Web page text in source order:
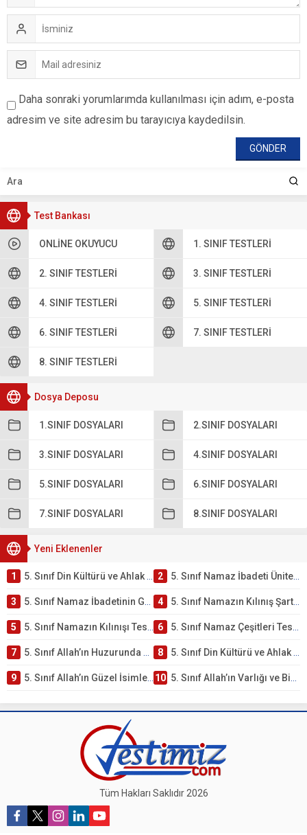
Test Bankası
ONLINE OKUYUCU 1. SINIF TESTLERI
2. SINIF TESTLERI 3. SINIF TESTLERI
4. SINIF TESTLERI 5. SINIF TESTLERI
6. SINIF TESTLERI 7. SINIF TESTLERI
8. SINIF TESTLERI
Dosya Deposu
1.SINIF DOSYALARI 2.SINIF DOSYALARI
3.SINIF DOSYALARI 4.SINIF DOSYALARI
5.SINIF DOSYALARI 6.SINIF DOSYALARI
7.SINIF DOSYALARI 8.SINIF DOSYALARI
Yeni Eklenenler
1 5. Sınıf Din Kültürü ve Ahlak Bilgisi 2. Ünite: Namaz İbadeti Çalışmaları 2 5. Sınıf Namaz İbadeti Ünite Testi – Online Çöz
3 5. Sınıf Namaz İbadetinin Getirdiği Faydalar Testi 4 5. Sınıf Namazın Kılınış Şartları Testi
5 5. Sınıf Namazın Kılınışı Testi – Online Çöz 6 5. Sınıf Namaz Çeşitleri Testi – Online Çöz
7 5. Sınıf Allah’ın Huzurunda Olmak – Namaz İbadeti Testi 8 5. Sınıf Din Kültürü ve Ahlak Bilgisi 1. Ünite: Allah İnancı Çalışmaları
9 5. Sınıf Allah’ın Güzel İsimleri Testi – Online Çöz 10 5. Sınıf Allah’ın Varlığı ve Birliği Testi – Online Çöz
Daha sonraki yorumlarımda kullanılması için adım, e-posta
adresim ve site adresim bu tarayıcıya kaydedilsin.
Tüm Hakları Saklıdır 2026